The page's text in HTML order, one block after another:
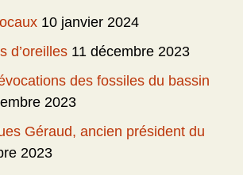
10 janvier 2024
d’oreilles 11 décembre 2023
des fossiles du bassin
2023
Géraud, ancien président du
2023